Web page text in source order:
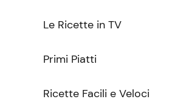
Le Ricette in TV
Primi Piatti
Ricette Facili e Veloci